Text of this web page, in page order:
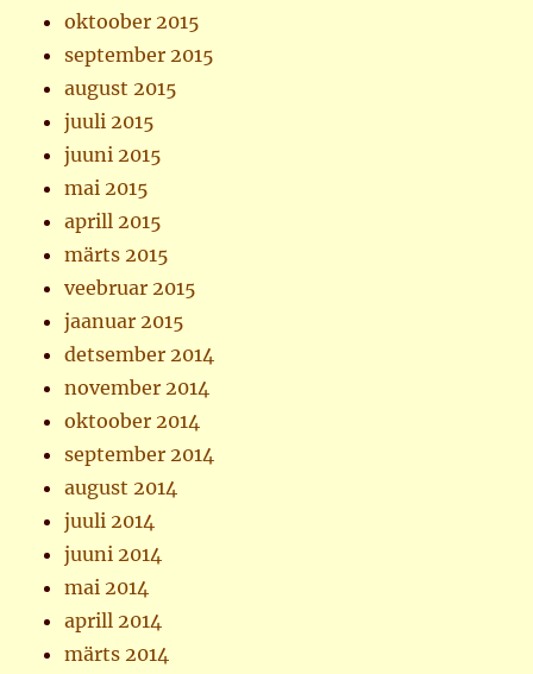
oktoober 2015
september 2015
august 2015
juuli 2015
juuni 2015
mai 2015
aprill 2015
märts 2015
veebruar 2015
jaanuar 2015
detsember 2014
november 2014
oktoober 2014
september 2014
august 2014
juuli 2014
juuni 2014
mai 2014
aprill 2014
märts 2014